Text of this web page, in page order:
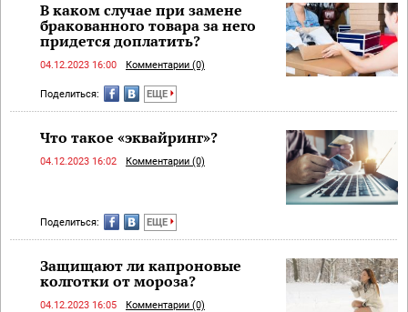
В каком случае при замене
бракованного товара за него
придется доплатить?
04.12.2023 16:00 Комментарии (0)
Поделиться: ЕЩЕ
Что такое «эквайринг»?
04.12.2023 16:02 Комментарии (0)
Поделиться: ЕЩЕ
Защищают ли капроновые
колготки от мороза?
04.12.2023 16:05 Комментарии (0)